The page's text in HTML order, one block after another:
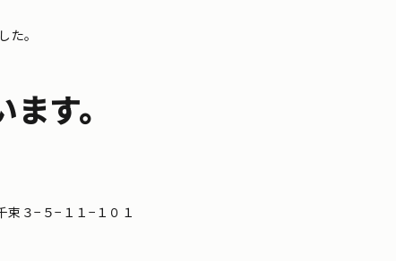
。
す。
束３−５−１１−１０１